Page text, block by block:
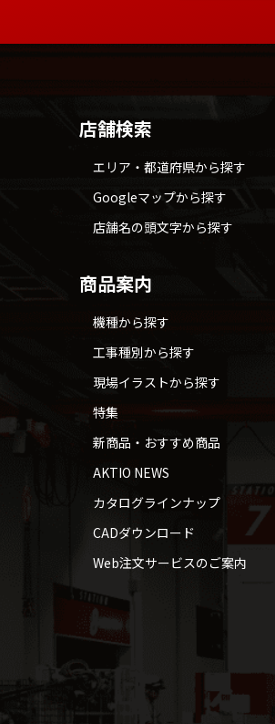
店舗検索
エリア・都道府県から探す
Googleマップから探す
店舗名の頭文字から探す
商品案内
機種から探す
工事種別から探す
現場イラストから探す
特集
新商品・おすすめ商品
AKTIO NEWS
カタログラインナップ
CADダウンロード
Web注文サービスのご案内